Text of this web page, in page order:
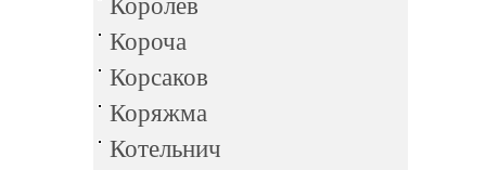
Королев
Короча
Корсаков
Коряжма
Котельнич